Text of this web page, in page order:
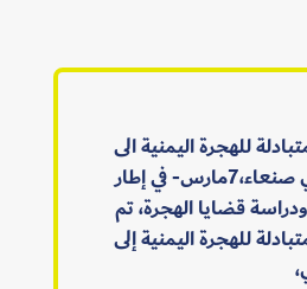
للهجرة اليمنية الى
الأستاذ يحيى العرشي صنعاء،7مارس- في إطار
قضايا الهجرة، تم
للهجرة اليمنية إلى